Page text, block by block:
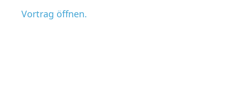
Vortrag öffnen.